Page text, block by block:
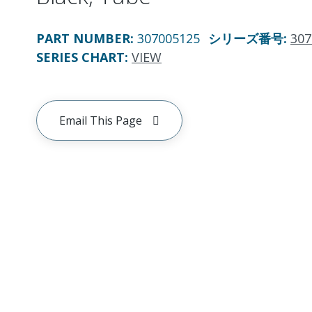
PART NUMBER: 307005125 シリーズ番号:
SERIES CHART: VIEW
Email This Page